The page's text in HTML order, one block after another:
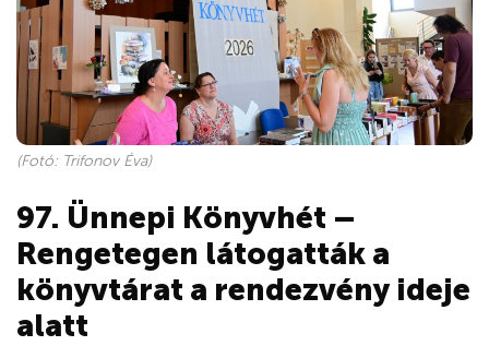
(Fotó: Trifonov Éva)
97. Ünnepi Könyvhét –
Rengetegen látogatták a
könyvtárat a rendezvény ideje
alatt